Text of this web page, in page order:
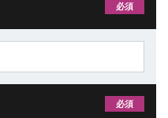
必須
必須